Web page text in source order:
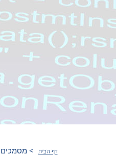
דף הבית >